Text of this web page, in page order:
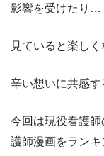
影響を受けたり…
見ていると楽し
辛い想いに共感す
今回は現役看護
護師漫画をランキ